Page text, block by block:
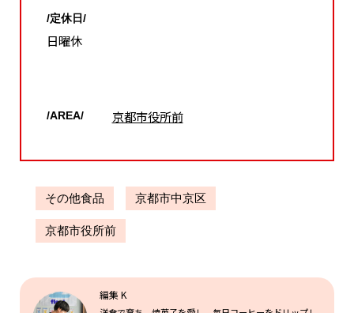
/定休日/
日曜休
/AREA/ 京都市役所前
その他食品 京都市中京区
京都市役所前
編集 K